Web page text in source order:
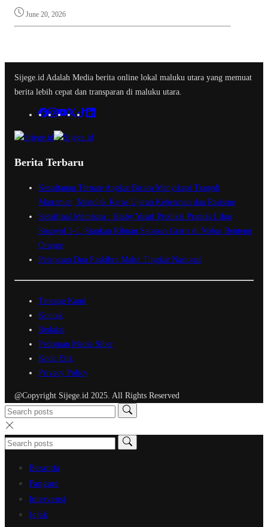
June 20, 2026
Sijege.id Adalah Media berita online lokal maluku utara yang memuat
berita lebih cepat dan transparan di maluku utara.
Berita Terbaru
Kesultanan Ternate Angkat Bicara Menyikapi Tragedi
Matraman, Menolak Keras Ujaran Kebencian dan Rasisme
Semifinal Membara : Hasby Yusuf Prediksi Prancis Libas
Spanyol 3-1, Siapkan Ribuan Sarapan Gratis di Nobar Benteng
Orange
Pelepasan Dua Paskibra Malut Tingkat Nasional
Tentang Kami
Kontak
Redaksi
Pedoman Media Siber
Kode Etik
Privacy Policy
@Copyright Sijege.id 2025. All Rights Reserved
Beranda
Fangare
Intervensi
Jejak